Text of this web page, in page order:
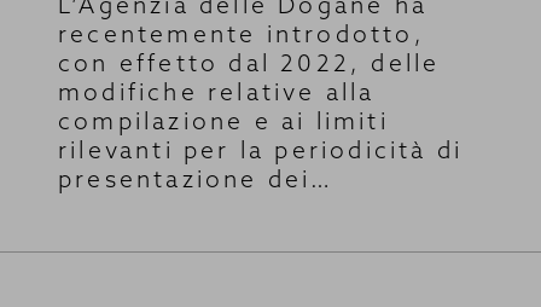
recentemente introdotto,
con effetto dal 2022, delle
modifiche relative alla
compilazione e ai limiti
rilevanti per la periodicità di
presentazione dei…